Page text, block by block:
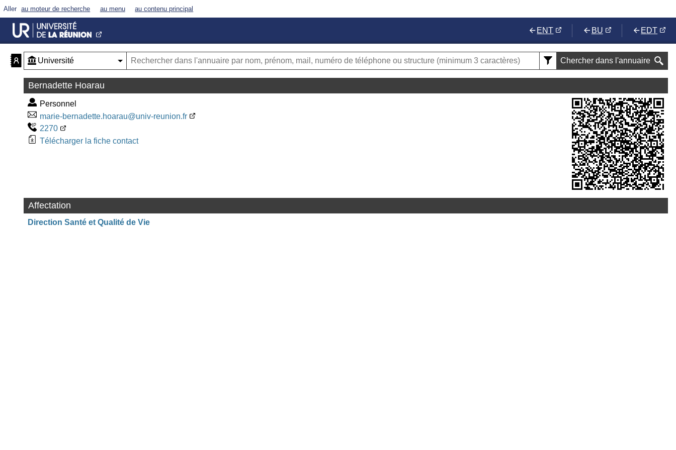
Aller au moteur de recherche au menu au contenu principal
ENT BU EDT
Chercher dans l'annuaire
Bernadette Hoarau
Personnel
marie-bernadette.hoarau@univ-reunion.fr
2270
Télécharger la fiche contact
Affectation
Direction Santé et Qualité de Vie